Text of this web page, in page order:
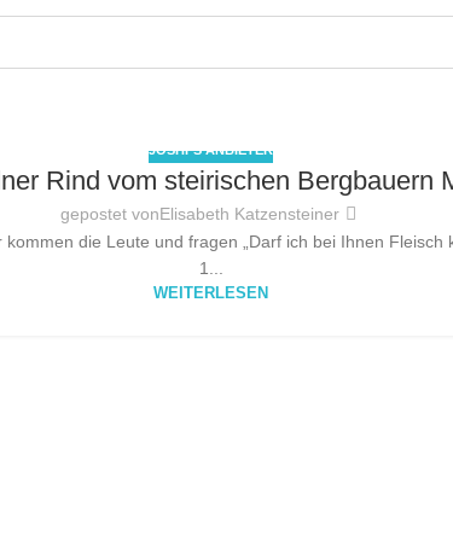
JOSHI´S ANBIETER
Rind vom steirischen Bergbauern
gepostet vonElisabeth Katzensteiner
kommen die Leute und fragen „Darf ich bei Ihnen
1...
WEITERLESEN